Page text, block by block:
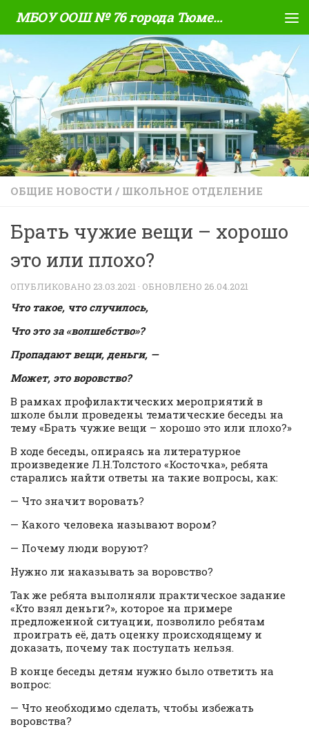
Skip to content МБОУ ООШ № 76 города Тюмени
ОБЩИЕ НОВОСТИ / ШКОЛЬНОЕ ОТДЕЛЕНИЕ
Брать чужие вещи – хорошо
это или плохо?
ОПУБЛИКОВАНО 23.03.2021 · ОБНОВЛЕНО 26.04.2021
Что такое, что случилось,
Что это за «волшебство»?
Пропадают вещи, деньги, —
Может, это воровство?
В рамках профилактических мероприятий в
школе были проведены тематические беседы на
тему «Брать чужие вещи – хорошо это или плохо?»
В ходе беседы, опираясь на литературное
произведение Л.Н.Толстого «Косточка», ребята
старались найти ответы на такие вопросы, как:
— Что значит воровать?
— Какого человека называют вором?
— Почему люди воруют?
Нужно ли наказывать за воровство?
Так же ребята выполняли практическое задание
«Кто взял деньги?», которое на примере
предложенной ситуации, позволило ребятам
проиграть её, дать оценку происходящему и
доказать, почему так поступать нельзя.
В конце беседы детям нужно было ответить на
вопрос:
— Что необходимо сделать, чтобы избежать
воровства?